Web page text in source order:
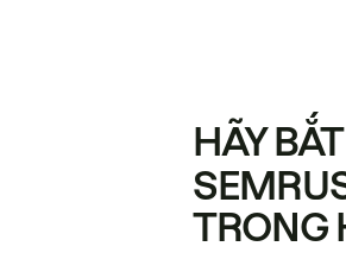
HÃY
TRONG